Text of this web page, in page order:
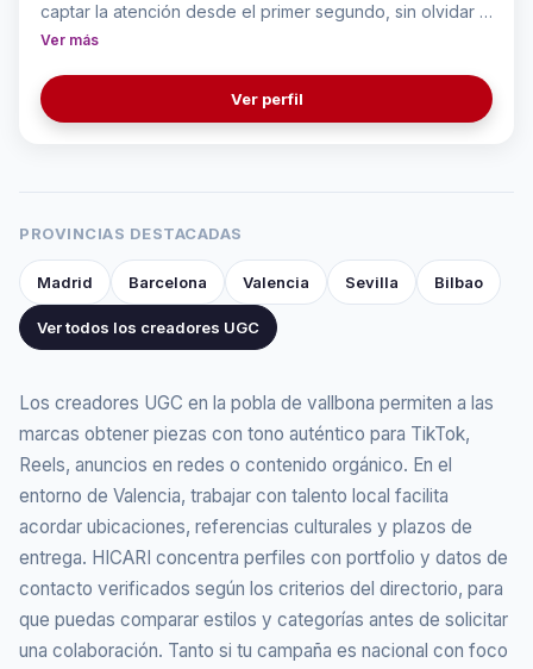
captar la atención desde el primer segundo, sin olvidar la
estética del video
Ver más
Ver perfil
PROVINCIAS DESTACADAS
Madrid Barcelona Valencia Sevilla Bilbao
Ver todos los creadores UGC
Los creadores UGC en la pobla de vallbona permiten a las
marcas obtener piezas con tono auténtico para TikTok,
Reels, anuncios en redes o contenido orgánico. En el
entorno de Valencia, trabajar con talento local facilita
acordar ubicaciones, referencias culturales y plazos de
entrega. HICARI concentra perfiles con portfolio y datos de
contacto verificados según los criterios del directorio, para
que puedas comparar estilos y categorías antes de solicitar
una colaboración. Tanto si tu campaña es nacional con foco